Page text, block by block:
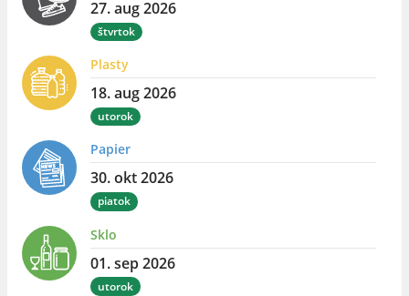
27. aug 2026
štvrtok
Plasty
18. aug 2026
utorok
Papier
30. okt 2026
piatok
Sklo
01. sep 2026
utorok